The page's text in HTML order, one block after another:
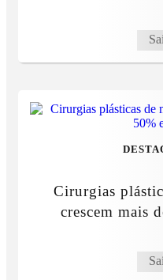
Cirurgias
crescem mais